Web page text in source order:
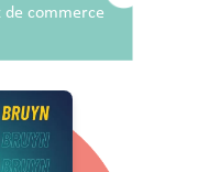
de commerce